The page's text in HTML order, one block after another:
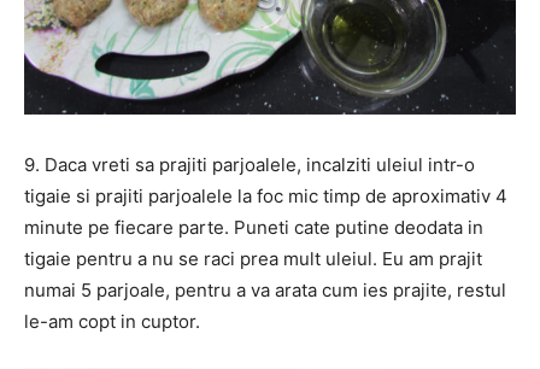
9. Daca vreti sa prajiti parjoalele, incalziti uleiul intr-o
tigaie si prajiti parjoalele la foc mic timp de aproximativ 4
minute pe fiecare parte. Puneti cate putine deodata in
tigaie pentru a nu se raci prea mult uleiul. Eu am prajit
numai 5 parjoale, pentru a va arata cum ies prajite, restul
le-am copt in cuptor.